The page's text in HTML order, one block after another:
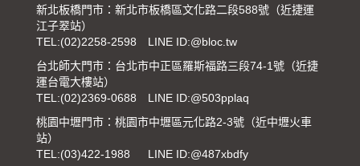
新北板橋門市：新北市板橋區文化路二段588號（近捷運
江子翠站）
TEL:(02)2258-2598
LINE ID:@bloc.tw
台北師大門市：台北市中正區羅斯福路三段74-1號（近捷
運台電大樓站）
TEL:(02)2369-0688
LINE ID:@503pplaq
桃園中壢門市：桃園市中壢區元化路2-3號（近中壢火車
站）
TEL:(03)422-1988 LINE ID:@487xbdfy